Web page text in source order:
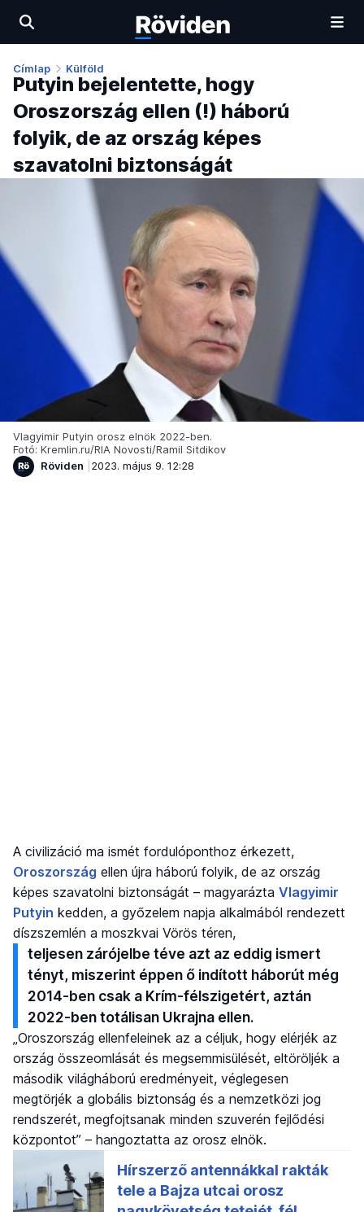
Címlap Külföld
Putyin bejelentette, hogy
Oroszország ellen (!) háború
folyik, de az ország képes
szavatolni biztonságát
Vlagyimir Putyin orosz elnök 2022-ben.
Fotó: Kremlin.ru/RIA Novosti/Ramil Sitdikov
Röviden
2023. május 9. 12:28
A civilizáció ma ismét fordulóponthoz érkezett,
Oroszország ellen újra háború folyik, de az ország
képes szavatolni biztonságát – magyarázta Vlagyimir
Putyin kedden, a győzelem napja alkalmából rendezett
díszszemlén a moszkvai Vörös téren,
teljesen zárójelbe téve azt az eddig ismert
tényt, miszerint éppen ő indított háborút még
2014-ben csak a Krím-félszigetért, aztán
2022-ben totálisan Ukrajna ellen.
„Oroszország ellenfeleinek az a céljuk, hogy elérjék az
ország összeomlását és megsemmisülését, eltöröljék a
második világháború eredményeit, véglegesen
megtörjék a globális biztonság és a nemzetközi jog
rendszerét, megfojtsanak minden szuverén fejlődési
központot” – hangoztatta az orosz elnök.